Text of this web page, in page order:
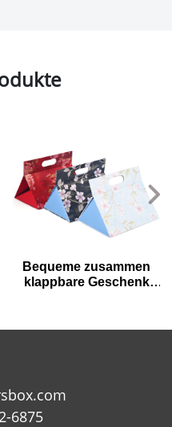
Bequeme zusammen
klappbare Geschenk
6875